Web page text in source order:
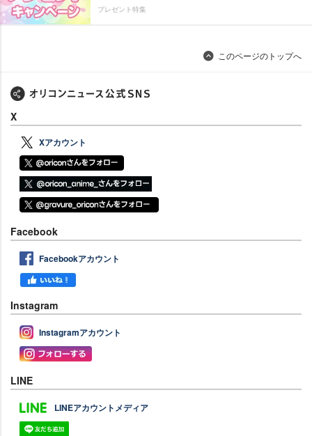
プレゼント特集
このページのトップへ
X
Xアカウント
Facebook
Facebookアカウント
Instagram
Instagramアカウント
LINE
LINEアカウントメディア